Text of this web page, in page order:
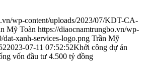
wp-content/uploads/2023/07/KDT-CA-
Mỹ Toàn https://diaocnamtrungbo.vn/wp-
dat-xanh-services-logo.png Trần Mỹ
2023-07-11 07:52:52Khởi công dự án
vốn đầu tư 4.500 tỷ đồng